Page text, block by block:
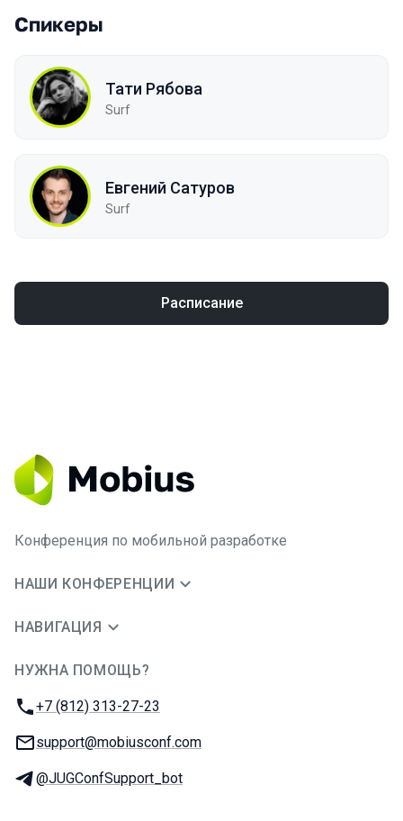
Спикеры
Тати Рябова
Surf
Евгений Сатуров
Surf
Расписание
Конференция по мобильной разработке
НАШИ КОНФЕРЕНЦИИ
НАВИГАЦИЯ
НУЖНА ПОМОЩЬ?
Телефон:
+7 (812) 313-27-23
E-mail:
support@mobiusconf.com
Телеграм:
@JUGConfSupport_bot